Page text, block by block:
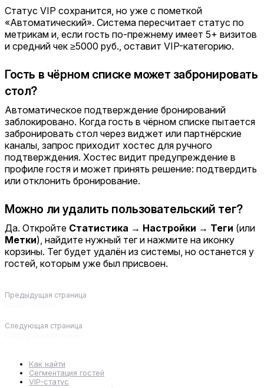
Статус VIP сохранится, но уже с пометкой
«Автоматический». Система пересчитает статус по
метрикам и, если гость по-прежнему имеет 5+ визитов
и средний чек ≥5000 руб., оставит VIP-категорию.
Гость в чёрном списке может забронировать
стол?
Автоматическое подтверждение бронирований
заблокировано. Когда гость в чёрном списке пытается
забронировать стол через виджет или партнёрские
каналы, запрос приходит хостес для ручного
подтверждения. Хостес видит предупреждение в
профиле гостя и может принять решение: подтвердить
или отклонить бронирование.
Можно ли удалить пользовательский тег?
Да. Откройте Статистика → Настройки → Теги (или
Метки), найдите нужный тег и нажмите на иконку
корзины. Тег будет удалён из системы, но останется у
гостей, которым уже был присвоен.
Предыдущая страница
Следующая страница
Как найти
Сегментация гостей
VIP-статус